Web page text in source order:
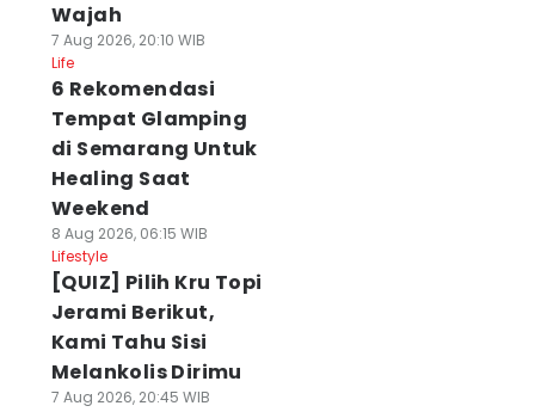
Wajah
7 Aug 2026, 20:10 WIB
Life
6 Rekomendasi
Tempat Glamping
di Semarang Untuk
Healing Saat
Weekend
8 Aug 2026, 06:15 WIB
Lifestyle
[QUIZ] Pilih Kru Topi
Jerami Berikut,
Kami Tahu Sisi
Melankolis Dirimu
7 Aug 2026, 20:45 WIB